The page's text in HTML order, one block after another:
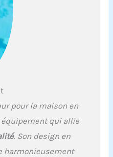
exceptionnel à votre
de sport à domicile.
Réservoir d'eau innovant
rapport aux
d'eau plats
traditionnels sur le
les rameurs
augmentation de la
d'eau est équipé
six marqueurs de
niveau d'eau qui
d'ajuster
la résistance
pour la maison en
qui allie
. Son design en
harmonieusement